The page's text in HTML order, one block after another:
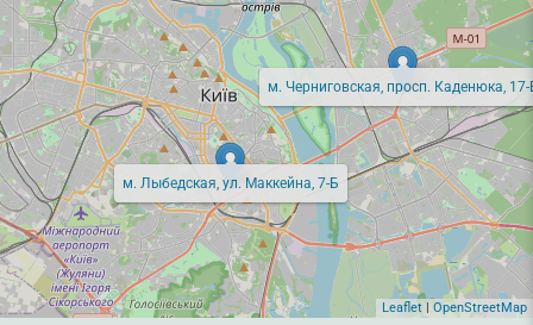
м. Лыбедская, ул. Маккейна, 7-Б
м. Черниговская, просп. Каденюка, 17-
Leaflet| OpenStreetMap